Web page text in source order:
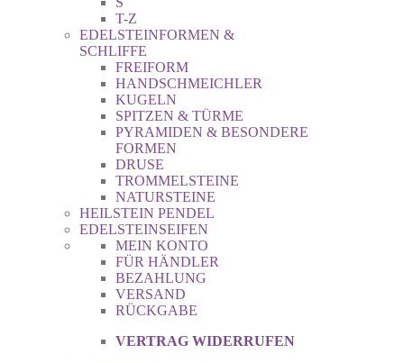
T-Z
EDELSTEINFORMEN &
SCHLIFFE
FREIFORM
HANDSCHMEICHLER
KUGELN
SPITZEN & TÜRME
PYRAMIDEN & BESONDERE
FORMEN
DRUSE
TROMMELSTEINE
NATURSTEINE
HEILSTEIN PENDEL
EDELSTEINSEIFEN
MEIN KONTO
FÜR HÄNDLER
BEZAHLUNG
VERSAND
RÜCKGABE
VERTRAG WIDERRUFEN